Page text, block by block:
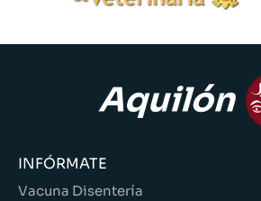
INFÓRMATE
Vacuna Disentería